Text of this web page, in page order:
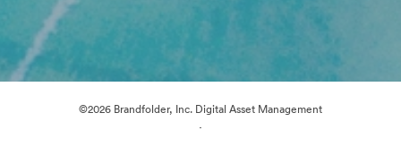
©2026 Brandfolder, Inc. Digital Asset Management
·